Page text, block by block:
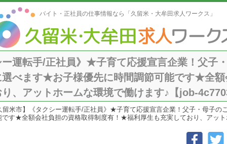
バイト・正社員の仕事情報なら「久留米・大牟田求人ワークス」
運転手/正社員》★子育て応援宣言企業！父子
べます★お子様優先に時間調節可能です★全
、アットホームな環境で働けます♪【job-
留米市】《タクシー運転手/正社員》★子育て応援宣言企業！父子・母子
す★全額会社負担の資格取得制度有！★福利厚生も充実しており、アッ